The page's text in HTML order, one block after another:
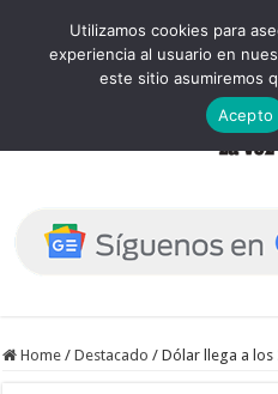
Home / Destacado / Dólar llega a los
Utilizamos cookies para
experiencia al usuario en
este sitio asumiremos
Acepto